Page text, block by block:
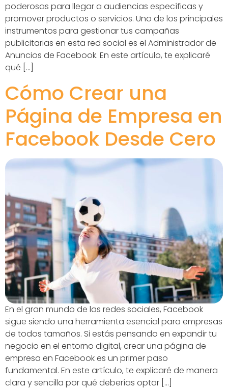
poderosas para llegar a audiencias específicas y
promover productos o servicios. Uno de los principales
instrumentos para gestionar tus campañas
publicitarias en esta red social es el Administrador de
Anuncios de Facebook. En este artículo, te explicaré
qué […]
Cómo Crear una
Página de Empresa en
Facebook Desde Cero
En el gran mundo de las redes sociales, Facebook
sigue siendo una herramienta esencial para empresas
de todos tamaños. Si estás pensando en expandir tu
negocio en el entorno digital, crear una página de
empresa en Facebook es un primer paso
fundamental. En este artículo, te explicaré de manera
clara y sencilla por qué deberías optar […]